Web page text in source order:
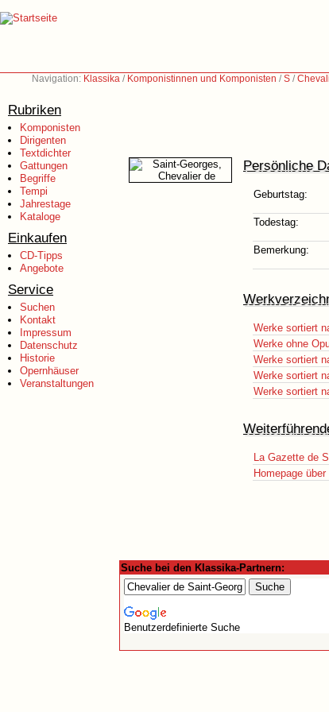
Navigation: Klassika / Komponistinnen und Komponisten /S /
Rubriken
Komponisten
Dirigenten
Textdichter
Gattungen
Begriffe
Tempi
Jahrestage
Kataloge
Einkaufen
CD-Tipps
Angebote
Service
Suchen
Kontakt
Impressum
Datenschutz
Historie
Opernhäuser
Veranstaltungen
Persönliche
Geburtstag:
Todestag:
Bemerkung:
Werke sortiert
Werke ohne
Werke sortiert
Werke sortiert
Werke sortiert
La Gazette de
Homepage
Suche bei den Klassika-Partnern:
Benutzerdefinierte Suche